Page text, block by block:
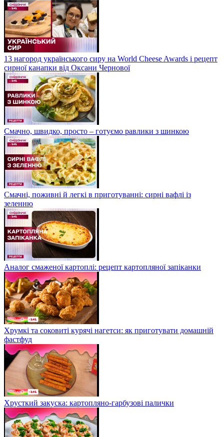
13 нагород українського сиру на World Cheese Awards і рецепт
сирної канапки від Оксани Чернової
Смачно, швидко, просто – готуємо равлики з шинкою
Смачні, поживні й легкі в приготуванні: сирні вафлі із
зеленню
Аналог смаженої картоплі: рецепт картопляної запіканки
Хрумкі та соковиті курячі нагетси: як приготувати домашній
фастфуд
Хрусткий закуска: картопляно-гарбузові палички